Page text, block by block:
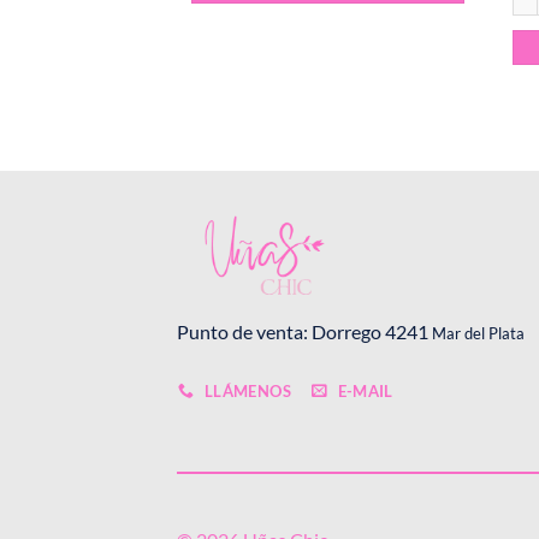
Punto de venta: Dorrego 4241 Mar del Plata
LLÁMENOS E-MAIL